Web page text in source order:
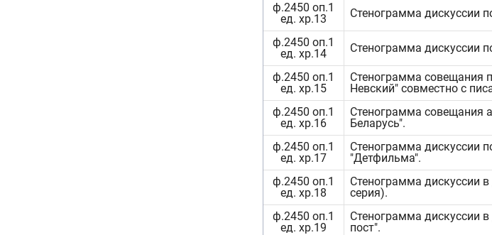
ф.2450 оп.1
ед. хр.13
Стенограмма дискуссии
ф.2450 оп.1
ед. хр.14
Стенограмма дискуссии
ф.2450 оп.1
ед. хр.15
Стенограмма совещания
Невский" совместно с
ф.2450 оп.1
ед. хр.16
Стенограмма совещания
Беларусь".
ф.2450 оп.1
ед. хр.17
Стенограмма дискуссии
"Детфильма".
ф.2450 оп.1
ед. хр.18
Стенограмма дискуссии
серия).
ф.2450 оп.1
ед. хр.19
Стенограмма дискуссии
пост".